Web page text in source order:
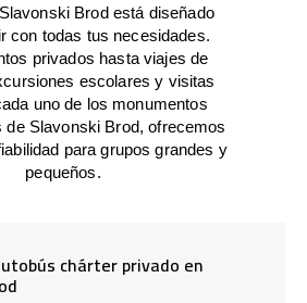
Brod está diseñado
con todas tus necesidades.
privados hasta viajes de
escolares y visitas
uno de los monumentos
de Slavonski Brod, ofrecemos
para grupos grandes y
pequeños.
chárter privado en